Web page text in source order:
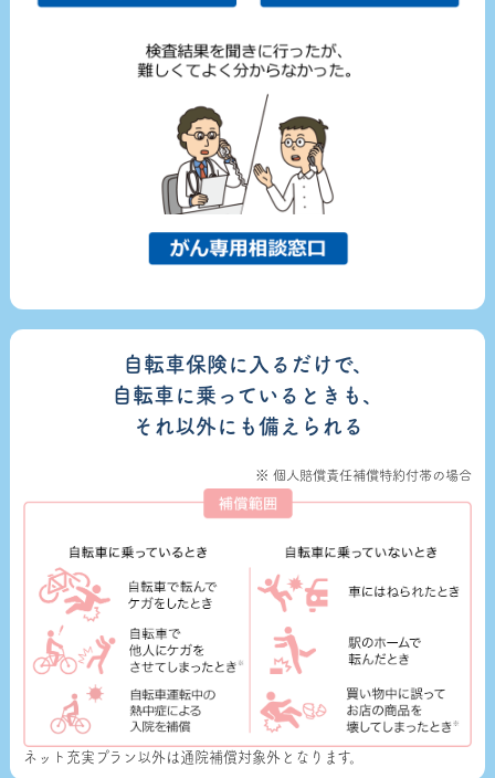
自転車保険に入るだけで、
自転車に乗っているときも、
それ以外にも備えられる
※ 個人賠償責任補償特約付帯の場合
ネット充実プラン以外は通院補償対象外となります。